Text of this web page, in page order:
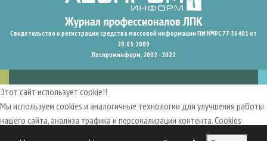
Свидетельство о регистрации средства массовой информации ПИ №ФС77-36401 от
28.05.2009
Леспроминформ. 2002 - 2022
Этот сайт использует cookie!!
Мы используем cookies и аналогичные технологии для улучшения работы
нашего сайта, анализа трафика и персонализации контента. Cookies